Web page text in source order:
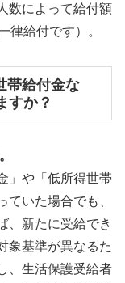
数によって給付額
律給付です）。
帯給付金な
すか？
」や「低所得世帯
いた場合でも、
、新たに受給でき
象基準が異なるた
、生活保護受給者